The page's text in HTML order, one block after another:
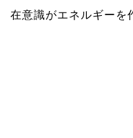
在意識がエネルギーを